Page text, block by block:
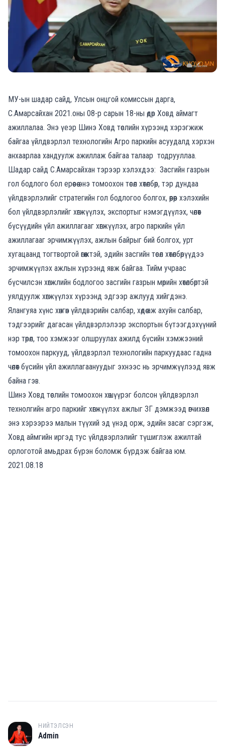
МУ-ын шадар сайд, Улсын онцгой комиссын дарга,
С.Амарсайхан 2021.оны 08-р сарын 18-ны өдөр Ховд аймагт
ажиллалаа. Энэ үеэр Шинэ Ховд төслийн хүрээнд хэрэгжиж
байгаа үйлдвэрлэл технологийн Агро паркийн асуудалд хэрхэн
анхаарлаа хандуулж ажиллаж байгаа талаар тодрууллаа.
Шадар сайд С.Амарсайхан тэрээр хэлэхдээ: Засгийн газрын
гол бодлого бол ерөөсөө энэ томоохон төсөл хөтөлбөр, тэр дундаа
үйлдвэрлэлийг стратегийн гол бодлогоо болгох, өөрөөр хэлэхийн
бол үйлдвэрлэлийг хөгжүүлэх, экспортыг нэмэгдүүлэх, чөлөөт
бүсүүдийн үйл ажиллагааг хөгжүүлэх, агро паркийн үйл
ажиллагааг эрчимжүүлэх, ажлын байрыг бий болгох, урт
хугацаанд тогтвортой өгөөжтэй, эдийн засгийн төсөл хөтөлбөрүүдээ
эрчимжүүлэх ажлын хүрээнд явж байгаа. Тийм учраас
бүсчилсэн хөгжлийн бодлогоо засгийн газрын мөрийн хөтөлбөртэй
уялдуулж хөгжүүлэх хүрээнд эдгээр ажлууд хийгдэнэ.
Ялангуяа хүнс хөнгөн үйлдвэрийн салбар, хөдөө аж ахуйн салбар,
тэдгээрийг дагасан үйлдвэрлэлээр экспортын бүтээгдэхүүний
нэр төрөл, тоо хэмжээг олшруулах ажилд бүсийн хэмжээний
томоохон паркууд, үйлдвэрлэл технологийн паркуудаас гадна
чөлөөт бүсийн үйл ажиллагаануудыг эхнээс нь эрчимжүүлээд явж
байна гэв.
Шинэ Ховд төслийн томоохон хөшүүрэг болсон үйлдвэрлэл
технолгийн агро паркийг хөгжүүлэх ажлыг ЗГ дэмжээд өгчихвөл
энэ хэрээрээ малын түүхий эд үнэд орж, эдийн засаг сэргэж,
Ховд аймгийн иргэд тус үйлдвэрлэлийг түшиглэж ажилтай
орлоготой амьдрах бүрэн боломж бүрдэж байгаа юм.
2021.08.18
A
НИЙТЭЛСЭН
Admin